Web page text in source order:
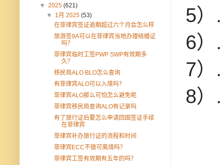
5
6
7
8
▼ 2025 (621)
▼ 1月 2025(53)
在菲律宾签证逾期超过六个月会怎么样
旅游签9A可以在菲律宾当地办理结婚证
吗？
菲律宾临时工签PWP SWP有效期多
久？
移民局ALO BLO怎么查询
有菲律宾ALO可以入境吗？
菲律宾ALO那么可怕怎么避免呢
菲律宾移民局查询ALO有记录吗
有了旅行证后要怎么申请回国签证手续
在菲律宾
菲律宾补办旅行证的流程和时间
菲律宾ECC不做可离境吗？
菲律宾工签有效期有五年的吗？